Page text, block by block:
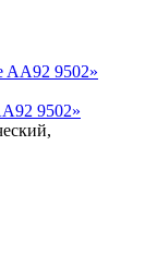
9502»